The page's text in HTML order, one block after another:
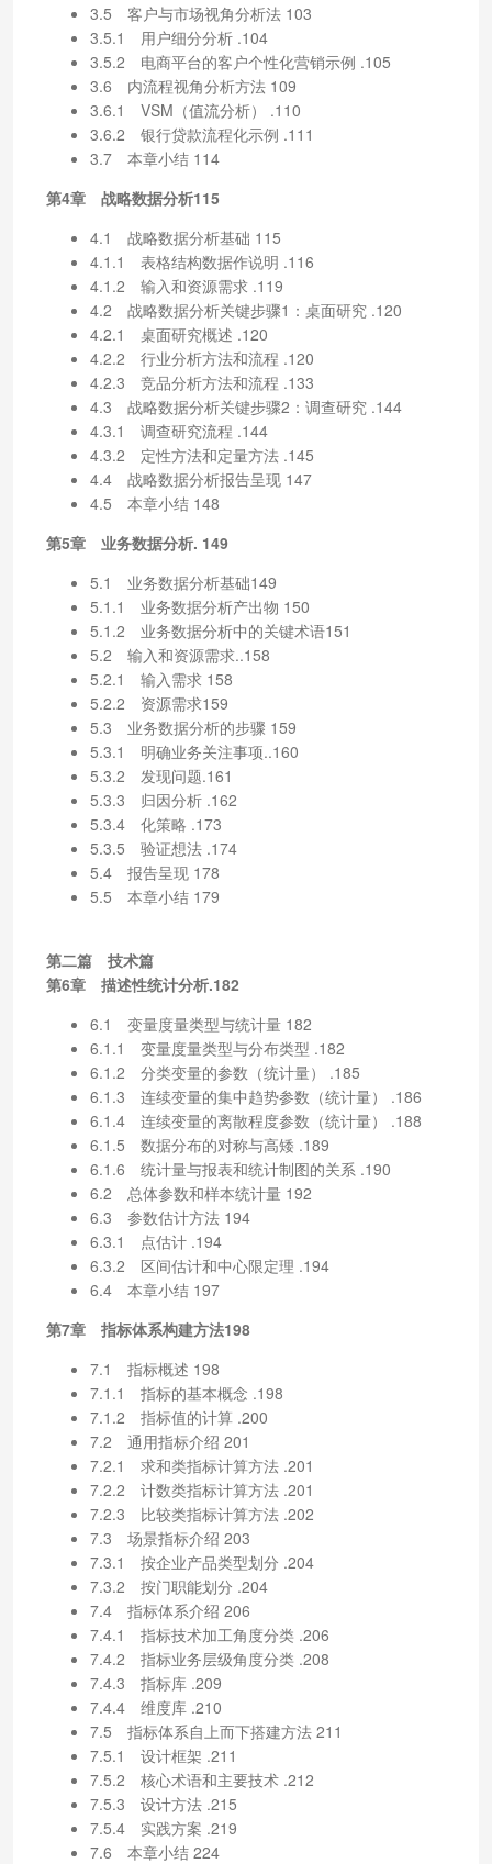
3.5 客户与市场视角分析法 103
3.5.1 用户细分分析 .104
3.5.2 电商平台的客户个性化营销示例 .105
3.6 内流程视角分析方法 109
3.6.1 VSM（值流分析） .110
3.6.2 银行贷款流程化示例 .111
3.7 本章小结 114
第4章 战略数据分析115
4.1 战略数据分析基础 115
4.1.1 表格结构数据作说明 .116
4.1.2 输入和资源需求 .119
4.2 战略数据分析关键步骤1：桌面研究 .120
4.2.1 桌面研究概述 .120
4.2.2 行业分析方法和流程 .120
4.2.3 竞品分析方法和流程 .133
4.3 战略数据分析关键步骤2：调查研究 .144
4.3.1 调查研究流程 .144
4.3.2 定性方法和定量方法 .145
4.4 战略数据分析报告呈现 147
4.5 本章小结 148
第5章 业务数据分析. 149
5.1 业务数据分析基础149
5.1.1 业务数据分析产出物 150
5.1.2 业务数据分析中的关键术语151
5.2 输入和资源需求..158
5.2.1 输入需求 158
5.2.2 资源需求159
5.3 业务数据分析的步骤 159
5.3.1 明确业务关注事项..160
5.3.2 发现问题.161
5.3.3 归因分析 .162
5.3.4 化策略 .173
5.3.5 验证想法 .174
5.4 报告呈现 178
5.5 本章小结 179
第二篇 技术篇
第6章 描述性统计分析.182
6.1 变量度量类型与统计量 182
6.1.1 变量度量类型与分布类型 .182
6.1.2 分类变量的参数（统计量） .185
6.1.3 连续变量的集中趋势参数（统计量） .186
6.1.4 连续变量的离散程度参数（统计量） .188
6.1.5 数据分布的对称与高矮 .189
6.1.6 统计量与报表和统计制图的关系 .190
6.2 总体参数和样本统计量 192
6.3 参数估计方法 194
6.3.1 点估计 .194
6.3.2 区间估计和中心限定理 .194
6.4 本章小结 197
第7章 指标体系构建方法198
7.1 指标概述 198
7.1.1 指标的基本概念 .198
7.1.2 指标值的计算 .200
7.2 通用指标介绍 201
7.2.1 求和类指标计算方法 .201
7.2.2 计数类指标计算方法 .201
7.2.3 比较类指标计算方法 .202
7.3 场景指标介绍 203
7.3.1 按企业产品类型划分 .204
7.3.2 按门职能划分 .204
7.4 指标体系介绍 206
7.4.1 指标技术加工角度分类 .206
7.4.2 指标业务层级角度分类 .208
7.4.3 指标库 .209
7.4.4 维度库 .210
7.5 指标体系自上而下搭建方法 211
7.5.1 设计框架 .211
7.5.2 核心术语和主要技术 .212
7.5.3 设计方法 .215
7.5.4 实践方案 .219
7.6 本章小结 224